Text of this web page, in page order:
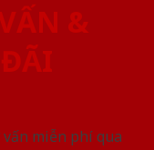
&
miễn phí qua